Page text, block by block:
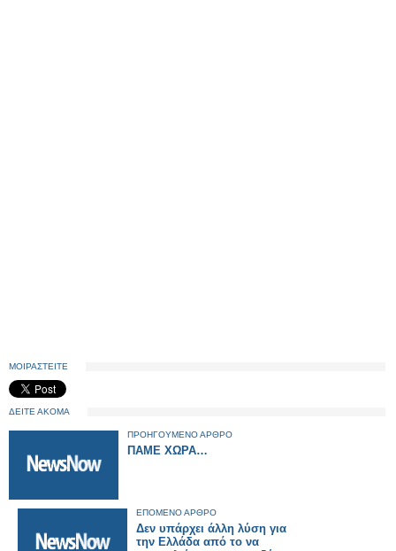
ΜΟΙΡΑΣΤΕΙΤΕ
ΔΕΙΤΕ ΑΚΟΜΑ
ΠΡΟΗΓΟΥΜΕΝΟ ΑΡΘΡΟ
ΠΑΜΕ ΧΩΡΑ…
ΕΠΟΜΕΝΟ ΑΡΘΡΟ
Δεν υπάρχει άλλη λύση για
την Ελλάδα από το να